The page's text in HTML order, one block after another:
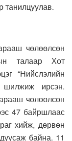
танилцуулав.
чөлөөлсөн
талаар Хот
“Нийслэлийн
ирсэн.
чөлөөлсөн
47 байршлаас
хийж, дөрвөн
байна. 11